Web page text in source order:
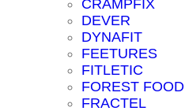
CRAMPFIX
DEVER
DYNAFIT
FEETURES
FITLETIC
FOREST FOOD
FRACTEL